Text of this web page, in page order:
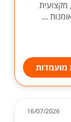
מקצועית
...
16/07/2026